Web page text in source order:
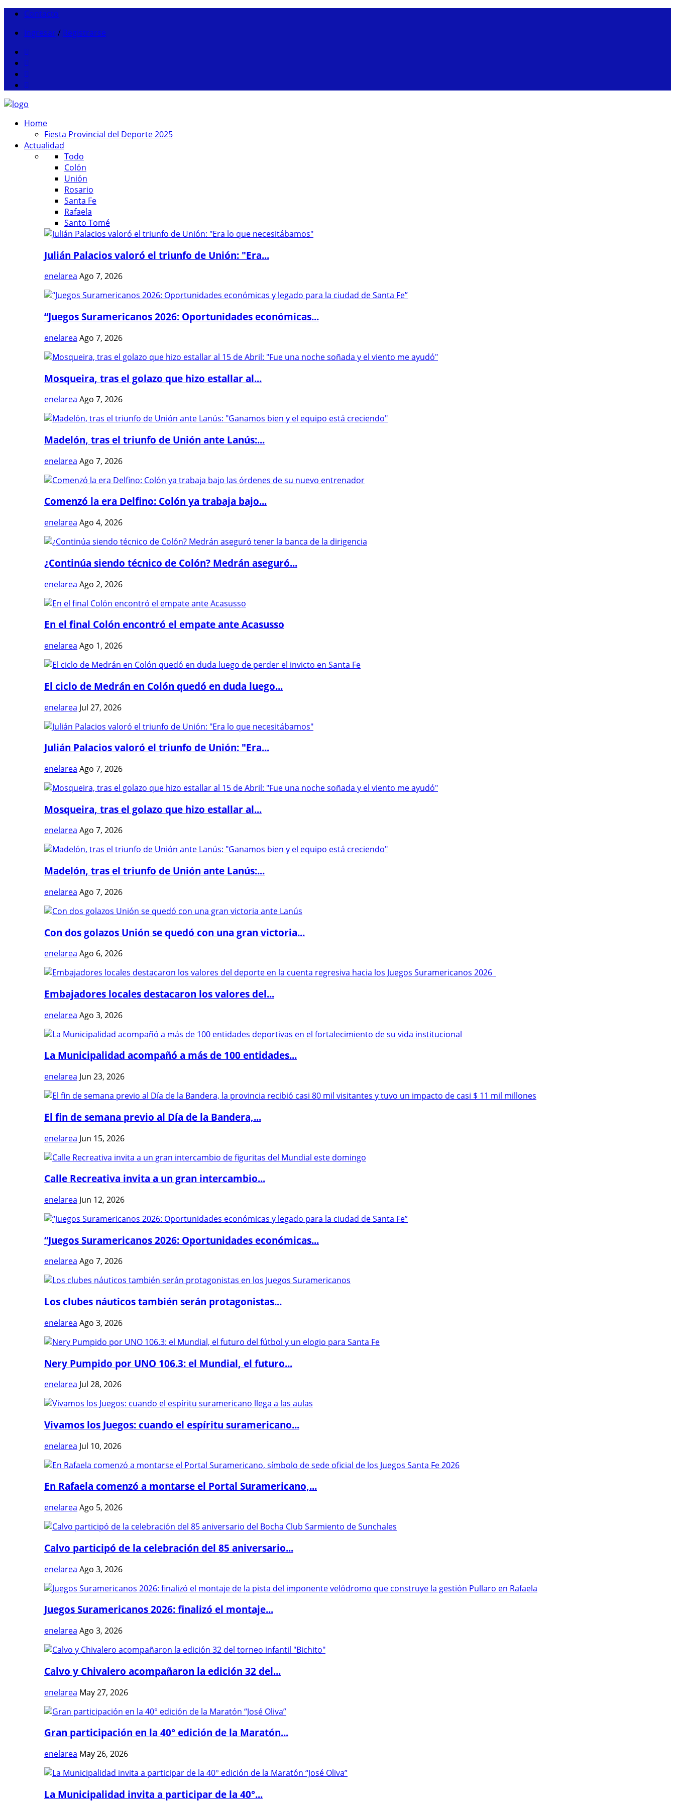
Contacto
Ingresar / Registrarse
Home
Fiesta Provincial del Deporte 2025
Actualidad
Todo
Colón
Unión
Rosario
Santa Fe
Rafaela
Santo Tomé
Julián Palacios valoró el triunfo de Unión: "Era...
enelarea Ago 7, 2026
“Juegos Suramericanos 2026: Oportunidades económicas...
enelarea Ago 7, 2026
Mosqueira, tras el golazo que hizo estallar al...
enelarea Ago 7, 2026
Madelón, tras el triunfo de Unión ante Lanús:...
enelarea Ago 7, 2026
Comenzó la era Delfino: Colón ya trabaja bajo...
enelarea Ago 4, 2026
¿Continúa siendo técnico de Colón? Medrán aseguró...
enelarea Ago 2, 2026
En el final Colón encontró el empate ante Acasusso
enelarea Ago 1, 2026
El ciclo de Medrán en Colón quedó en duda luego...
enelarea Jul 27, 2026
Julián Palacios valoró el triunfo de Unión: "Era...
enelarea Ago 7, 2026
Mosqueira, tras el golazo que hizo estallar al...
enelarea Ago 7, 2026
Madelón, tras el triunfo de Unión ante Lanús:...
enelarea Ago 7, 2026
Con dos golazos Unión se quedó con una gran victoria...
enelarea Ago 6, 2026
Embajadores locales destacaron los valores del...
enelarea Ago 3, 2026
La Municipalidad acompañó a más de 100 entidades...
enelarea Jun 23, 2026
El fin de semana previo al Día de la Bandera,...
enelarea Jun 15, 2026
Calle Recreativa invita a un gran intercambio...
enelarea Jun 12, 2026
“Juegos Suramericanos 2026: Oportunidades económicas...
enelarea Ago 7, 2026
Los clubes náuticos también serán protagonistas...
enelarea Ago 3, 2026
Nery Pumpido por UNO 106.3: el Mundial, el futuro...
enelarea Jul 28, 2026
Vivamos los Juegos: cuando el espíritu suramericano...
enelarea Jul 10, 2026
En Rafaela comenzó a montarse el Portal Suramericano,...
enelarea Ago 5, 2026
Calvo participó de la celebración del 85 aniversario...
enelarea Ago 3, 2026
Juegos Suramericanos 2026: finalizó el montaje...
enelarea Ago 3, 2026
Calvo y Chivalero acompañaron la edición 32 del...
enelarea May 27, 2026
Gran participación en la 40° edición de la Maratón...
enelarea May 26, 2026
La Municipalidad invita a participar de la 40°...